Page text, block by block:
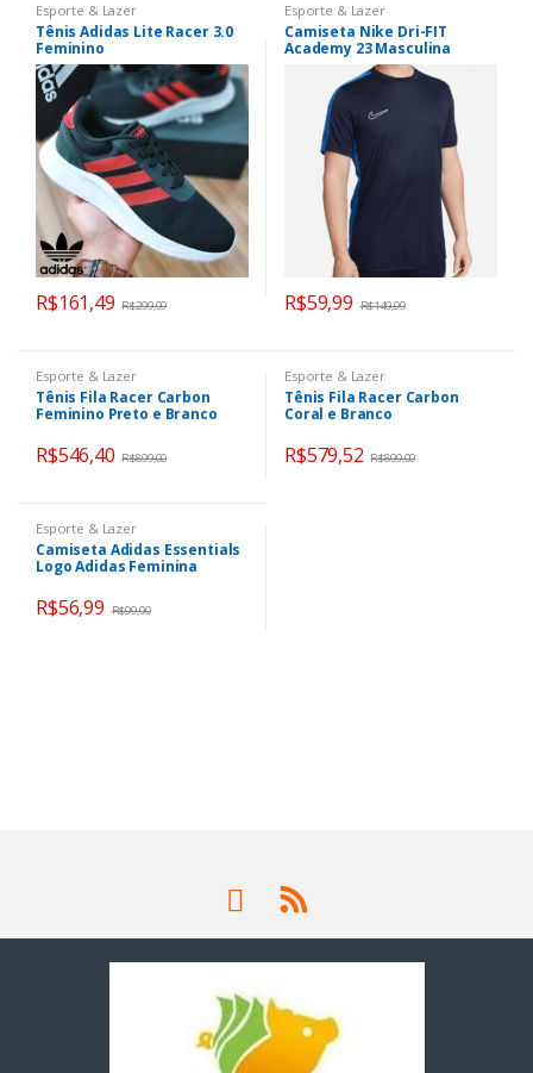
Esporte & Lazer
Tênis Adidas Lite Racer 3.0
Feminino
R$161,49 R$299,99
Esporte & Lazer
Camiseta Nike Dri-FIT
Academy 23 Masculina
R$59,99 R$149,99
Esporte & Lazer
Tênis Fila Racer Carbon
Feminino Preto e Branco
R$546,40 R$899,00
Esporte & Lazer
Tênis Fila Racer Carbon
Coral e Branco
R$579,52 R$899,00
Esporte & Lazer
Camiseta Adidas Essentials
Logo Adidas Feminina
R$56,99 R$99,90